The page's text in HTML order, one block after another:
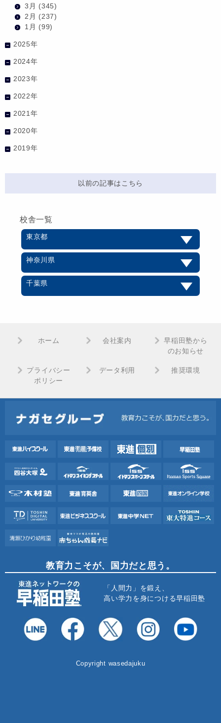
3月 (345)
2月 (237)
1月 (99)
2025年
2024年
2023年
2022年
2021年
2020年
2019年
以前の記事はこちら
校舎一覧
東京都
神奈川県
千葉県
ホーム 会社案内
早稲田塾から
のお知らせ
プライバシー
ポリシー
データ利用 推奨環境
教育力こそが、国力だと思う。
「人間力」を鍛え、
高い学力を身につける早稲田塾
Copyright wasedajuku